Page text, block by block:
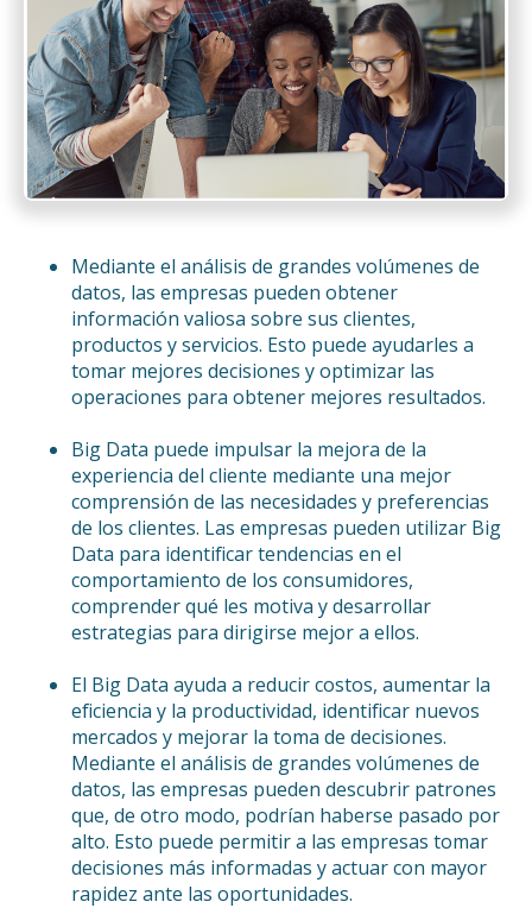
Mediante el análisis de grandes volúmenes de
datos, las empresas pueden obtener
información valiosa sobre sus clientes,
productos y servicios. Esto puede ayudarles a
tomar mejores decisiones y optimizar las
operaciones para obtener mejores resultados.
Big Data puede impulsar la mejora de la
experiencia del cliente mediante una mejor
comprensión de las necesidades y preferencias
de los clientes. Las empresas pueden utilizar Big
Data para identificar tendencias en el
comportamiento de los consumidores,
comprender qué les motiva y desarrollar
estrategias para dirigirse mejor a ellos.
El Big Data ayuda a reducir costos, aumentar la
eficiencia y la productividad, identificar nuevos
mercados y mejorar la toma de decisiones.
Mediante el análisis de grandes volúmenes de
datos, las empresas pueden descubrir patrones
que, de otro modo, podrían haberse pasado por
alto. Esto puede permitir a las empresas tomar
decisiones más informadas y actuar con mayor
rapidez ante las oportunidades.